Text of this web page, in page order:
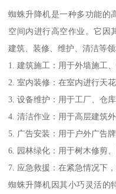
蜘蛛升降机是一种多功能的
空间内进行高空作业。它因
建筑、装修、维护、清洁等
1. 建筑施工：用于外墙施工
2. 室内装修：在室内进行天
3. 设备维护：用于工厂、仓
4. 清洁作业：用于高层建筑
5. 广告安装：用于户外广告
6. 园林绿化：用于树木修剪
7. 应急救援：在紧急情况下
蜘蛛升降机因其小巧灵活的